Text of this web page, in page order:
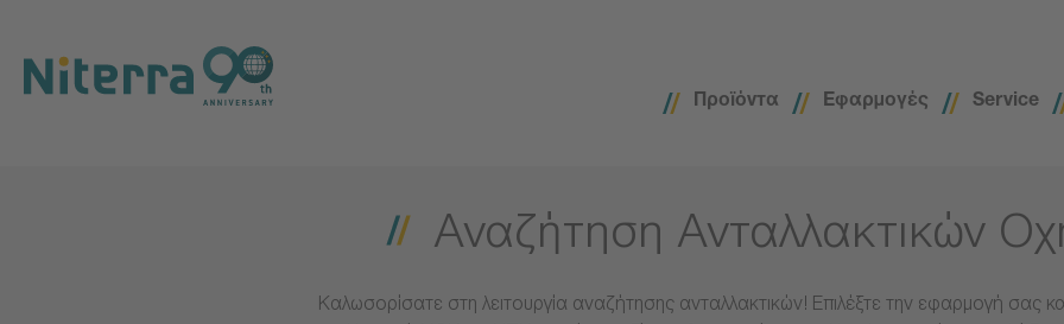
main
navigation
main
content
footer
Προϊόντα Εφαρμογές Service
Αναζήτηση Ανταλλακτικών
Καλωσορίσατε στη λειτουργία αναζήτησης ανταλλακτικών! Επιλέξτε την εφαρμογή σας